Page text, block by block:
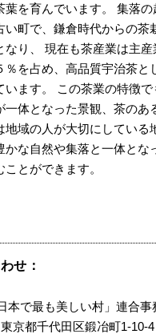
葉を育んでいます。 集落
い町で、鎌倉時代からの茶
なり、 現在も茶産業は主
％を占め、高品質宇治茶と
います。 この茶業の特徴で
一体となった景観、茶のあ
地域の人が大切にしている
かな自然や集落と一体とな
とができます。
せ：
本で最も美しい村」連合事
京都千代田区鍛冶町1-10-